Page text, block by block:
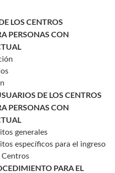
LOS CENTROS
PERSONAS CON
DE LOS CENTROS
PERSONAS CON
generales
específicos para el ingreso
Centros
PARA EL